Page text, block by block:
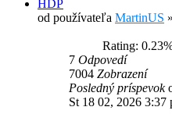
HDP
od používateľa MartinUS »
Rating:
7 Odpovedí
7004 Zobrazení
Posledný príspevok
St 18 02, 2026 3:37